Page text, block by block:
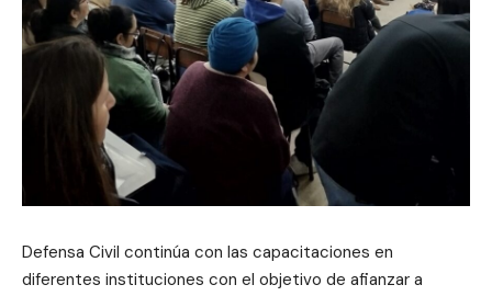
Defensa Civil continúa con las capacitaciones en
diferentes instituciones con el objetivo de afianzar a